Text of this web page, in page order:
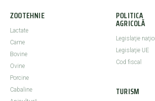
ZOOTEHNIE
Lactate
Carne
Bovine
Ovine
Porcine
Cabaline
POLITICA
AGRICOLĂ
Legislaţie
Legislaţie UE
Cod fiscal
TURISM